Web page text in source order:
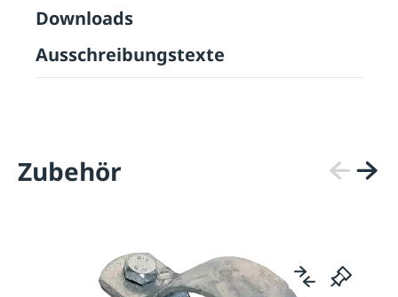
Downloads
Ausschreibungstexte
Zubehör